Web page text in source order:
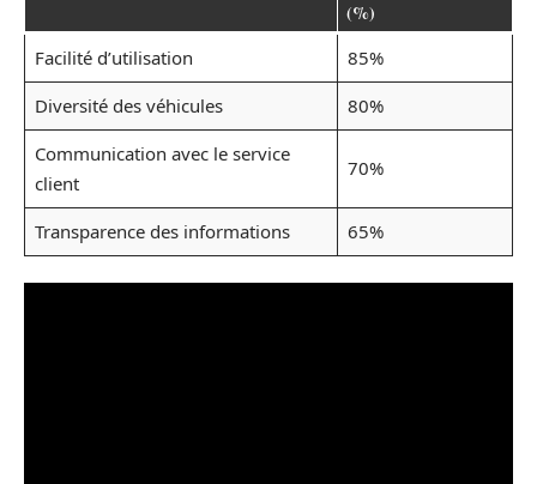
(%)
Facilité d’utilisation
85%
Diversité des véhicules
80%
Communication avec le service
client
70%
Transparence des informations 65%